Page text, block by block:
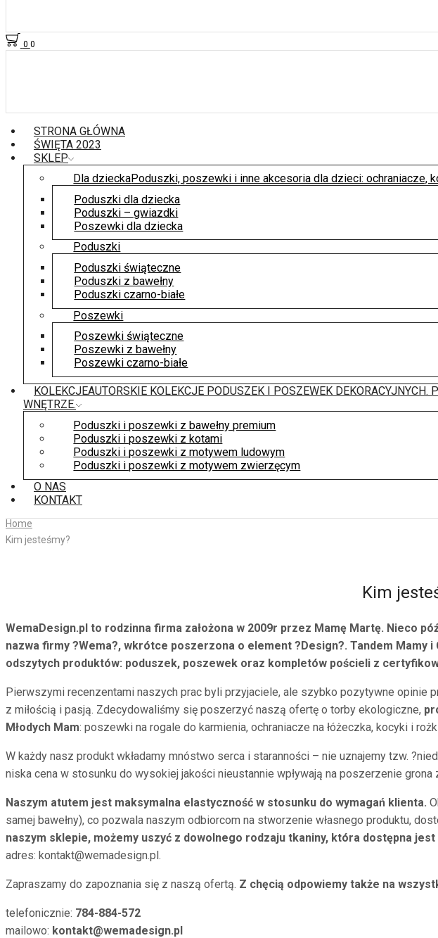
0 0
STRONA GŁÓWNA
ŚWIĘTA 2023
SKLEP
Dla dzieckaPoduszki, poszewki i inne akcesoria dla dzieci: ochraniacze,
Poduszki dla dziecka
Poduszki – gwiazdki
Poszewki dla dziecka
Poduszki
Poduszki świąteczne
Poduszki z bawełny
Poduszki czarno-białe
Poszewki
Poszewki świąteczne
Poszewki z bawełny
Poszewki czarno-białe
KOLEKCJEAUTORSKIE KOLEKCJE PODUSZEK I POSZEWEK
WNĘTRZE.
Poduszki i poszewki z bawełny premium
Poduszki i poszewki z kotami
Poduszki i poszewki z motywem ludowym
Poduszki i poszewki z motywem zwierzęcym
O NAS
KONTAKT
Home
Kim jesteśmy?
Kim
WemaDesign.pl to rodzinna firma założona w 2009r przez Mamę Martę. Nieco
nazwa firmy ?Wema?, wkrótce poszerzona o element ?Design?. Tandem
odszytych produktów: poduszek, poszewek oraz kompletów pościeli z
Pierwszymi recenzentami naszych prac byli przyjaciele, ale szybko pozytywne opinie
z miłością i pasją. Zdecydowaliśmy się poszerzyć naszą ofertę o torby ekologiczne,
Młodych Mam: poszewki na rogale do karmienia, ochraniacze na łóżeczka, kocyki i
W każdy nasz produkt wkładamy mnóstwo serca i staranności – nie uznajemy tzw.
niska cena w stosunku do wysokiej jakości nieustannie wpływają na poszerzenie grona
Naszym atutem jest maksymalna elastyczność w stosunku do wymagań klienta.
samej bawełny), co pozwala naszym odbiorcom na stworzenie własnego produktu,
naszym sklepie, możemy uszyć z dowolnego rodzaju tkaniny, która dostępna
adres: kontakt@wemadesign.pl.
Zapraszamy do zapoznania się z naszą ofertą. Z chęcią odpowiemy także na
telefonicznie: 784-884-572
mailowo: kontakt@wemadesign.pl